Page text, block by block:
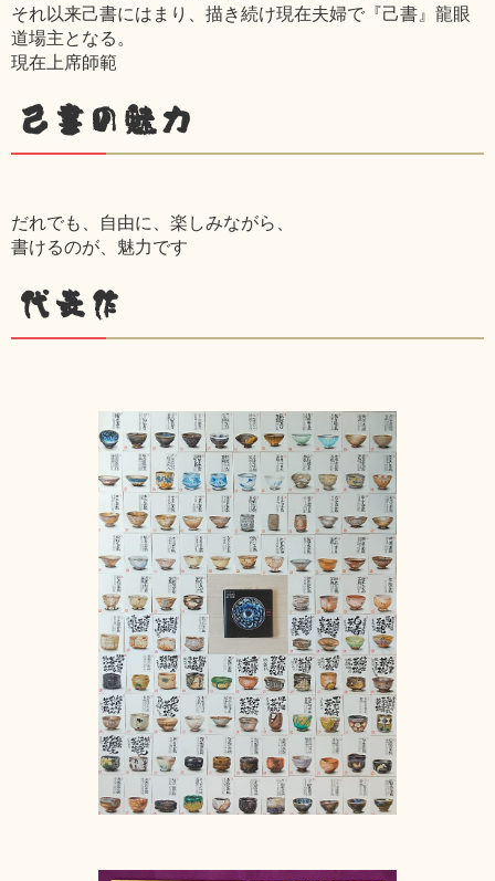
それ以来己書にはまり、描き続け現在夫婦で『己書』龍眼
道場主となる。
現在上席師範
己書の魅力
だれでも、自由に、楽しみながら、
書けるのが、魅力です
代表作